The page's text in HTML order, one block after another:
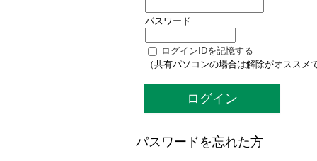
パスワード
ログインIDを記憶する
（共有パソコンの場合は解除がオススメ
ログイン
パスワードを忘れた方